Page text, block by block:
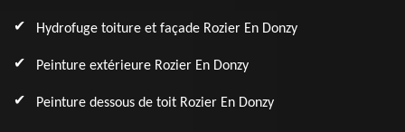
Hydrofuge toiture et façade Rozier En Donzy
Peinture extérieure Rozier En Donzy
Peinture dessous de toit Rozier En Donzy